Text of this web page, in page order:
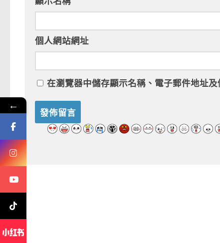
個人網站網址
在瀏覽器中儲存顯示名稱、電子郵件地址
←